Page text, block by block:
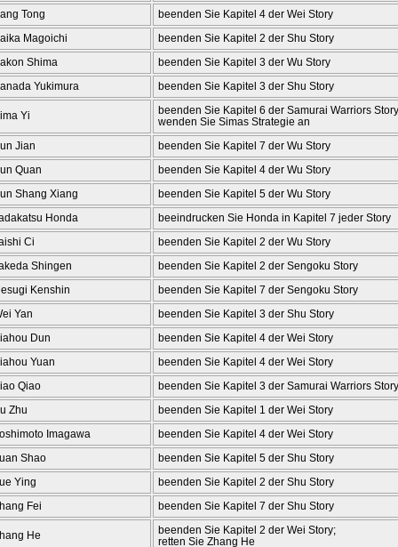
Tong
beenden Sie Kapitel 4 der Wei Story
Magoichi
beenden Sie Kapitel 2 der Shu Story
Shima
beenden Sie Kapitel 3 der Wu Story
Yukimura
beenden Sie Kapitel 3 der Shu Story
Yi
beenden Sie Kapitel 6 der Samurai Warriors
wenden Sie Simas Strategie an
Jian
beenden Sie Kapitel 7 der Wu Story
Quan
beenden Sie Kapitel 4 der Wu Story
Shang Xiang
beenden Sie Kapitel 5 der Wu Story
Honda
beeindrucken Sie Honda in Kapitel 7 jeder Story
Ci
beenden Sie Kapitel 2 der Wu Story
Shingen
beenden Sie Kapitel 2 der Sengoku Story
Kenshin
beenden Sie Kapitel 7 der Sengoku Story
Yan
beenden Sie Kapitel 3 der Shu Story
Dun
beenden Sie Kapitel 4 der Wei Story
Yuan
beenden Sie Kapitel 4 der Wei Story
Qiao
beenden Sie Kapitel 3 der Samurai Warriors Story
Zhu
beenden Sie Kapitel 1 der Wei Story
Imagawa
beenden Sie Kapitel 4 der Wei Story
Shao
beenden Sie Kapitel 5 der Shu Story
Ying
beenden Sie Kapitel 2 der Shu Story
Fei
beenden Sie Kapitel 7 der Shu Story
He
beenden Sie Kapitel 2 der Wei Story;
retten Sie Zhang He